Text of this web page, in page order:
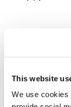
This website
We use cookies